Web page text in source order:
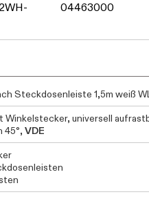
04463000
Steckdosenleiste 1,5m weiß
Winkelstecker, universell
45°, VDE